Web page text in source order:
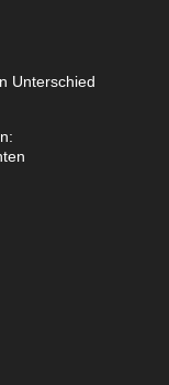
Unterschied